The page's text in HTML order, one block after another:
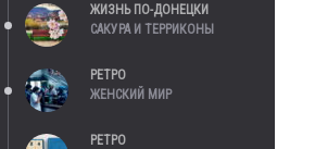
ЖИЗНЬ ПО-ДОНЕЦКИ
САКУРА И ТЕРРИКОНЫ
РЕТРО
ЖЕНСКИЙ МИР
РЕТРО